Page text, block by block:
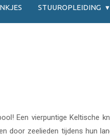
STUUROPLEIDING
Een vierpuntige Keltische
door zeelieden tijdens hun